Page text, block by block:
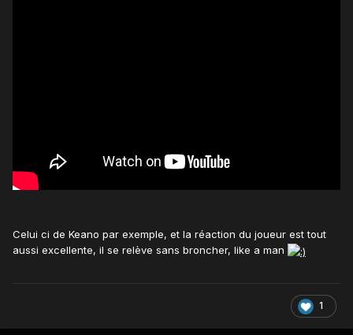
Celui ci de Keano par exemple, et la réaction du joueur est tout
aussi excellente, il se relève sans broncher, like a man
1